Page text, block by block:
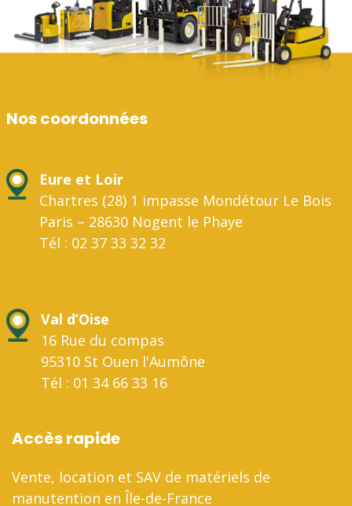
Nos coordonnées
Eure et Loir
Chartres (28) 1 impasse Mondétour Le Bois
Paris – 28630 Nogent le Phaye
Tél : 02 37 33 32 32
Val d’Oise
16 Rue du compas
95310 St Ouen l'Aumône
Tél : 01 34 66 33 16
Accès rapide
Vente, location et SAV de matériels de
manutention en Île-de-France